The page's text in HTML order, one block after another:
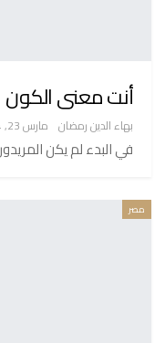
أنت معنى الكون
بهاء الدين رمضان مارس 23, 2024
في البدء لم يكن
مصر